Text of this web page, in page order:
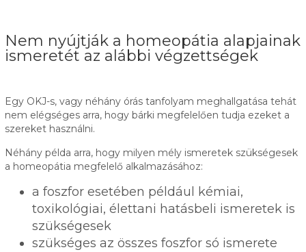
Nem nyújtják a homeopátia alapjainak
ismeretét az alábbi végzettségek
Egy OKJ-s, vagy néhány órás tanfolyam meghallgatása tehát
nem elégséges arra, hogy bárki megfelelően tudja ezeket a
szereket használni.
Néhány példa arra, hogy milyen mély ismeretek szükségesek
a homeopátia megfelelő alkalmazásához:
a foszfor esetében például kémiai,
toxikológiai, élettani hatásbeli ismeretek is
szükségesek
szükséges az összes foszfor só ismerete